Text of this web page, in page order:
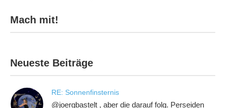
Mach mit!
Neueste Beiträge
RE: Sonnenfinsternis
@joergbastelt , aber die darauf folg. Perseiden